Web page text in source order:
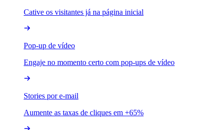
Cative os visitantes já na página inicial
Pop-up de vídeo
Engaje no momento certo com pop-ups de vídeo
Stories por e-mail
Aumente as taxas de cliques em +65%